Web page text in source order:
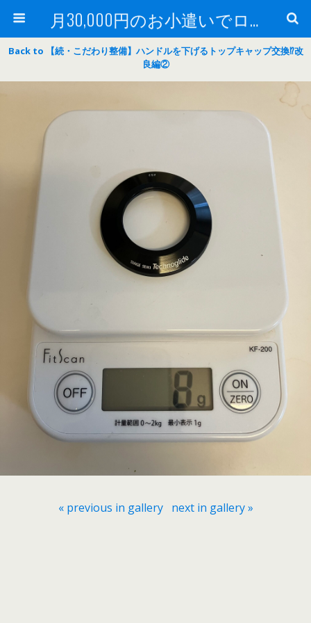
月30,000円のお小遣いでロードバイク
Back to 【続・こだわり整備】ハンドルを下げるトップキャップ交換⁉改
良編②
« previous in gallery next in gallery »